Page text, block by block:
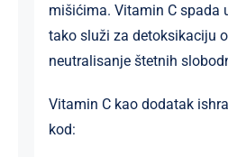
mišićima. Vitamin C spada
tako služi za detoksikaciju
neutralisanje štetnih
Vitamin C kao dodatak
kod: